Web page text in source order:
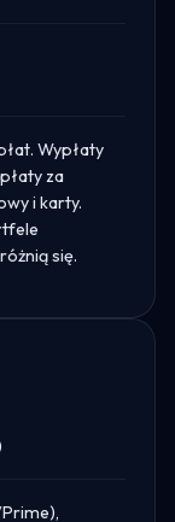
Wypłaty
za
i karty.
się.